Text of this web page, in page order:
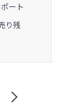
ート
り残